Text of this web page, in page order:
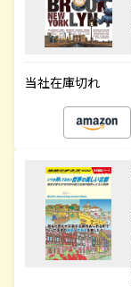
当社在庫切れ